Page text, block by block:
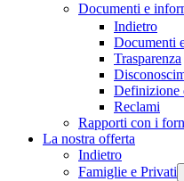
Documenti e
Indietro
Documenti
Trasparenza
Definizione
Reclami
Rapporti con i
La nostra offerta
Indietro
Famiglie e Privati